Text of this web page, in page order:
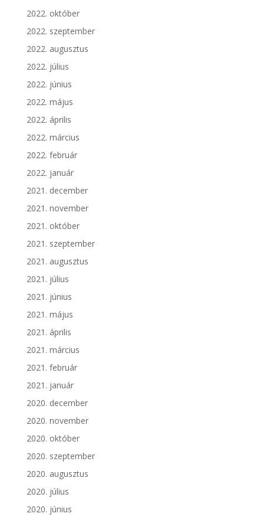
2022. október
2022. szeptember
2022. augusztus
2022. július
2022. június
2022. május
2022. április
2022. március
2022. február
2022. január
2021. december
2021. november
2021. október
2021. szeptember
2021. augusztus
2021. július
2021. június
2021. május
2021. április
2021. március
2021. február
2021. január
2020. december
2020. november
2020. október
2020. szeptember
2020. augusztus
2020. július
2020. június